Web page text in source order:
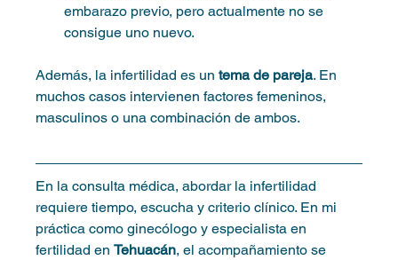
embarazo previo, pero actualmente no se
consigue uno nuevo.
Además, la infertilidad es un tema de pareja. En
muchos casos intervienen factores femeninos,
masculinos o una combinación de ambos.
En la consulta médica, abordar la infertilidad
requiere tiempo, escucha y criterio clínico. En mi
práctica como ginecólogo y especialista en
fertilidad en Tehuacán, el acompañamiento se